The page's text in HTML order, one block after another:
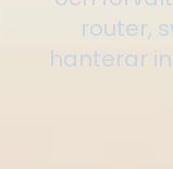
router,
hanterar